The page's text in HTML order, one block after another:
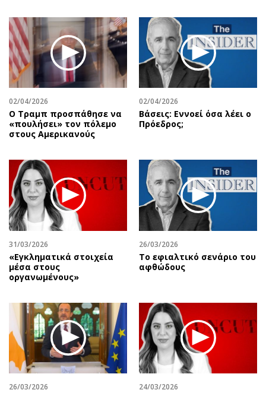
02/04/2026
Ο Τραμπ προσπάθησε να
«πουλήσει» τον πόλεμο
στους Αμερικανούς
02/04/2026
Βάσεις: Εννοεί όσα λέει ο
Πρόεδρος;
31/03/2026
«Εγκληματικά στοιχεία
μέσα στους
οργανωμένους»
26/03/2026
Το εφιαλτικό σενάριο του
αφθώδους
26/03/2026 24/03/2026